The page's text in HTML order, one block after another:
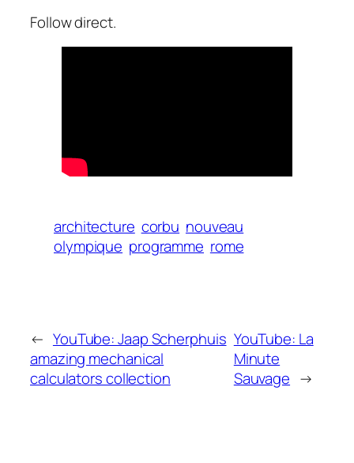
Follow direct.
architecture corbu nouveau
olympique programme rome
← YouTube: Jaap Scherphuis
amazing mechanical
calculators collection
YouTube: La
Minute
Sauvage →